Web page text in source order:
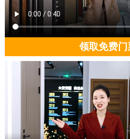
领取免费门